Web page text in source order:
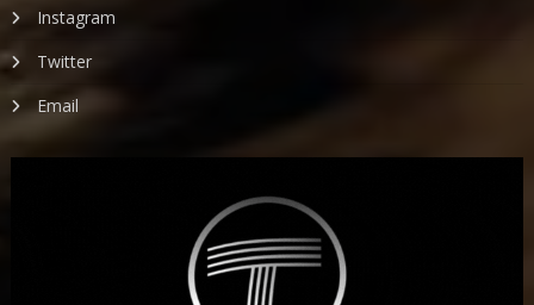
Instagram
Twitter
Email